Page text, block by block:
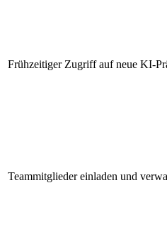
Frühzeitiger Zugriff auf neue KI-
Teammitglieder einladen und